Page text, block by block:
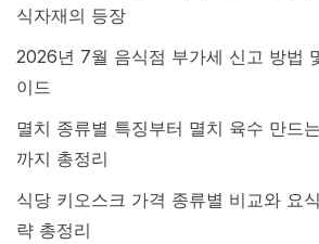
식자재의 등장
2026년 7월 음식점 부가세 신고 방법
이드
멸치 종류별 특징부터 멸치 육수 만드
까지 총정리
식당 키오스크 가격 종류별 비교와 요
략 총정리